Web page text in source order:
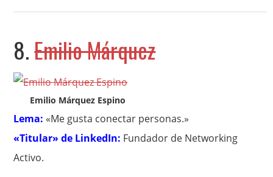
8.Emilio Márquez
Emilio Márquez Espino
Lema: «Me gusta conectar personas.»
«Titular» de LinkedIn: Fundador de Networking
Activo.